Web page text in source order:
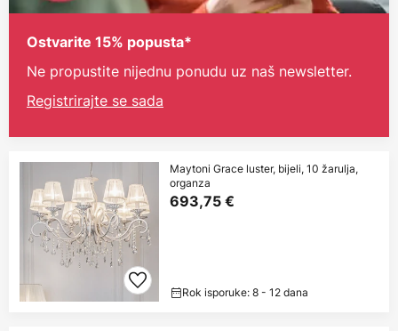
Ostvarite 15% popusta*
Ne propustite nijednu ponudu uz naš newsletter.
Registrirajte se sada
Maytoni Grace luster, bijeli, 10 žarulja,
organza
693,75 €
Rok isporuke: 8 - 12 dana